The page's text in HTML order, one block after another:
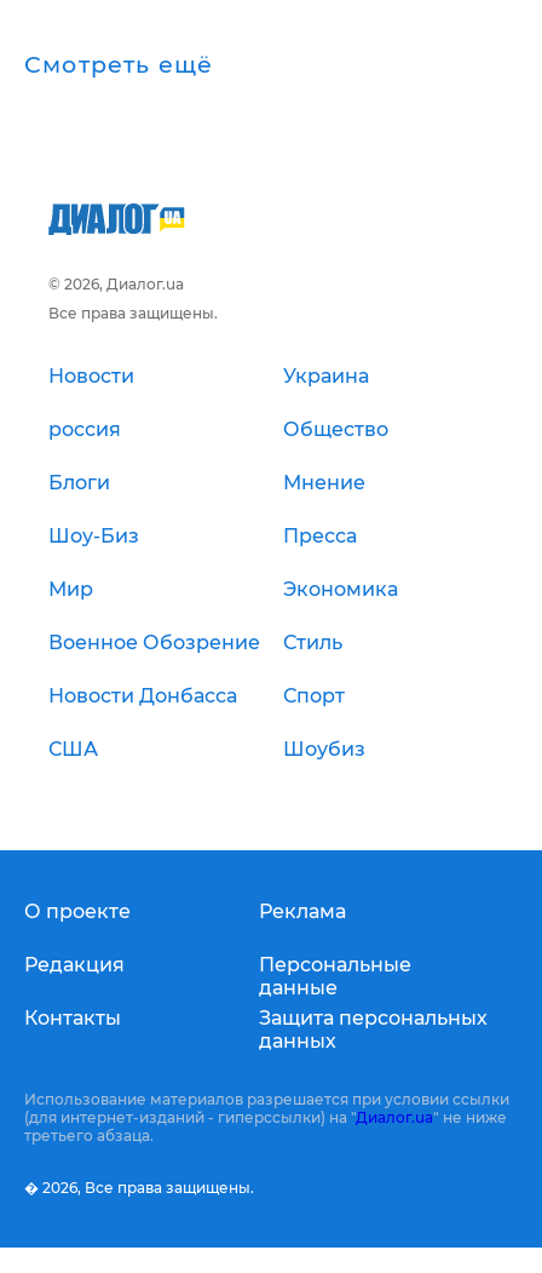
Смотреть ещё
© 2026, Диалог.ua
Все права защищены.
Новости Украина
россия Общество
Блоги Мнение
Шоу-Биз Пресса
Мир Экономика
Военное Обозрение Стиль
Новости Донбасса Спорт
США Шоубиз
О проекте
Редакция
Контакты
Реклама
Персональные
данные
Защита персональных
данных
Использование материалов разрешается при условии ссылки
(для интернет-изданий - гиперссылки) на "Диалог.ua" не ниже
третьего абзаца.
� 2026, Все права защищены.